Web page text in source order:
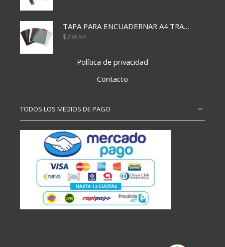
TAPA PARA ENCUADERNAR A4 TRANSP x50x500
$236,54
Política de privacidad
Contacto
TODOS LOS MEDIOS DE PAGO